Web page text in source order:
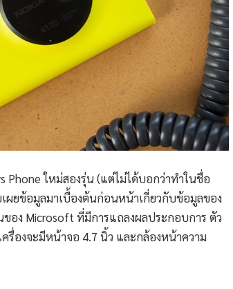
Phone ใหม่สองรุ่น (แต่ไม่ได้บอกว่าทำในชื่อ
ผยข้อมูลมาเบื้องต้นก่อนหน้าเกี่ยวกับข้อมูลของ
อง Microsoft ที่มีการแถลงผลประกอบการ ตัว
รื่องจะมีหน้าจอ 4.7 นิ้ว และกล้องหน้าความ